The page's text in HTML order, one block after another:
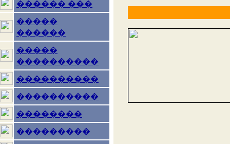
������ ���
�����
������
�����
����������
����������
����������
��������
���������